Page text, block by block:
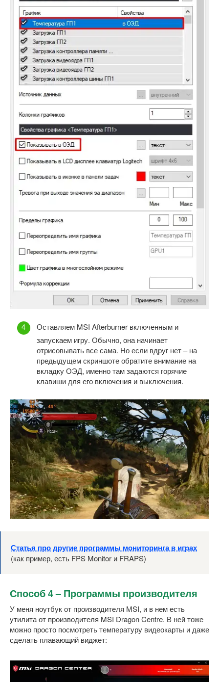
Оставляем MSI Afterburner включенным и
запускаем игру. Обычно, она начинает
отрисовывать все сама. Но если вдруг нет – на
предыдущем скриншоте обратите внимание на
вкладку ОЭД, именно там задаются горячие
клавиши для его включения и выключения.
Статья про другие программы мониторинга в играх
(как пример, есть FPS Monitor и FRAPS)
Способ 4 – Программы производителя
У меня ноутбук от производителя MSI, и в нем есть
утилита от производителя MSI Dragon Centre. В ней тоже
можно просто посмотреть температуру видеокарты и даже
сделать плавающий виджет: